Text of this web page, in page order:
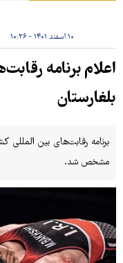
۱۰ اسفند ۱۴۰۱ - ۱۰:۲۶
اعلام برنامه
بلغارستان
برنامه رقابت‌های بین
مشخص شد.